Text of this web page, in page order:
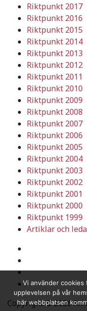
Riktpunkt 2017
Riktpunkt 2016
Riktpunkt 2015
Riktpunkt 2014
Riktpunkt 2013
Riktpunkt 2012
Riktpunkt 2011
Riktpunkt 2010
Riktpunkt 2009
Riktpunkt 2008
Riktpunkt 2007
Riktpunkt 2006
Riktpunkt 2005
Riktpunkt 2004
Riktpunkt 2003
Riktpunkt 2002
Riktpunkt 2001
Riktpunkt 2000
Riktpunkt 1999
Artiklar och
Copyright © 2026
Vi använder
upplevelsen på vår
här webbplatsen